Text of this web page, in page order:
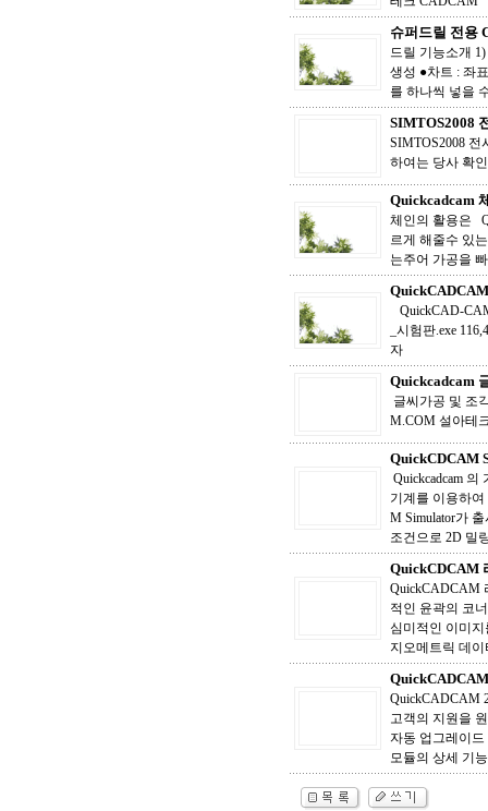
슈퍼드릴 전용
드릴 기능소개
생성 ●차트 : 좌
를 하나씩 넣을
SIMTOS2008
SIMTOS2008
하여는 당사 확
Quickcadcam
체인의 활용은
르게 해줄수 있
는주어 가공을
QuickCAD-
_시험판.exe
자
Quickcadcam
글씨가공 및 조
M.COM 설아테
QuickCDCAM
Quickcadcam
기계를 이용하
M Simulator가
조건으로 2D 밀
QuickCDCAM
QuickCADCAM
적인 윤곽의 코
심미적인 이미
지오메트릭 데
QuickCADCAM
고객의 지원을
자동 업그레이
모듈의 상세 기